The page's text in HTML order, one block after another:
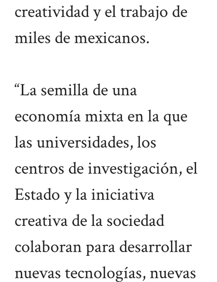
creatividad y el trabajo de
miles de mexicanos.
“La semilla de una
economía mixta en la que
las universidades, los
centros de investigación, el
Estado y la iniciativa
creativa de la sociedad
colaboran para desarrollar
nuevas tecnologías, nuevas